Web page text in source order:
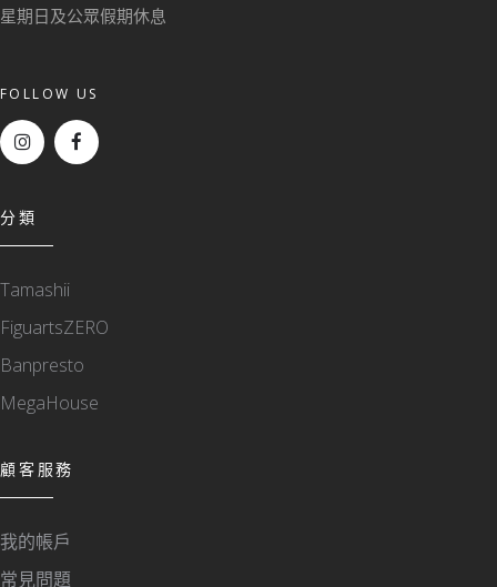
星期日及公眾假期休息
FOLLOW US
分類
Tamashii
FiguartsZERO
Banpresto
MegaHouse
顧客服務
我的帳戶
常見問題